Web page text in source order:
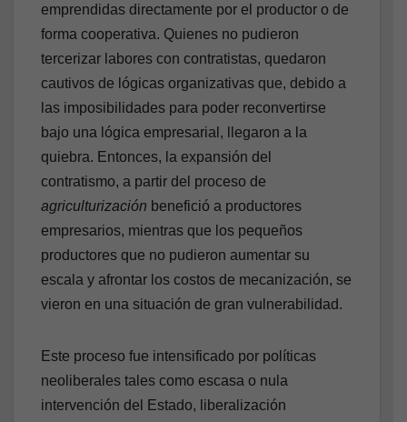
emprendidas directamente por el productor o de
forma cooperativa. Quienes no pudieron
tercerizar labores con contratistas, quedaron
cautivos de lógicas organizativas que, debido a
las imposibilidades para poder reconvertirse
bajo una lógica empresarial, llegaron a la
quiebra. Entonces, la expansión del
contratismo, a partir del proceso de
agriculturización benefició a productores
empresarios, mientras que los pequeños
productores que no pudieron aumentar su
escala y afrontar los costos de mecanización, se
vieron en una situación de gran vulnerabilidad.
Este proceso fue intensificado por políticas
neoliberales tales como escasa o nula
intervención del Estado, liberalización